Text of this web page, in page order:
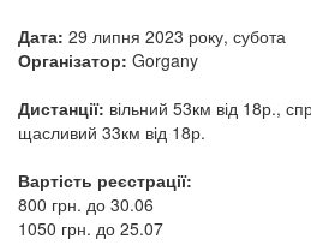
Дата: 29 липня 2023 року, субота
Організатор: Gorgany
Дистанції: вільний 53км від 18р.,
щасливий 33км від 18р.
Вартість реєстрації:
800 грн. до 30.06
1050 грн. до 25.07